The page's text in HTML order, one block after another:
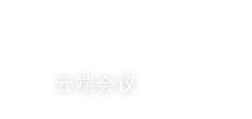
云端会议